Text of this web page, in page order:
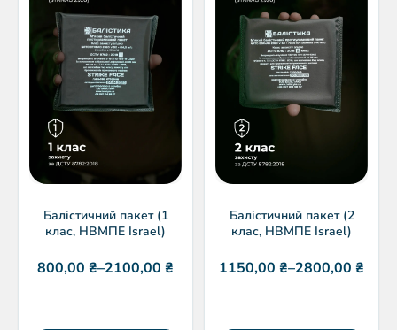
Балістичний пакет (1
клас, НВМПЕ Israel)
800,00 ₴–2100,00 ₴
Балістичний пакет (2
клас, НВМПЕ Israel)
1150,00 ₴–2800,00 ₴